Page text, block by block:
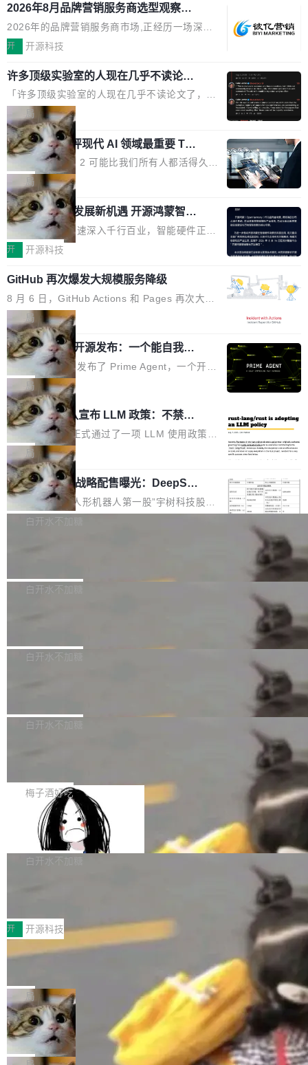
要。但用久了你会发现，它们本质上都是同一类
东西：一个带网页上下文的聊天框。 它们能读取
页面的文本，然后把文本丢给大模型，再返回一
段回答。仅此而已。 这当然有用，但总觉得差点
意思。比如我在一个后台管理系统里，需要填50
个表单字段，每个字段还有联动逻辑；比如我
想...
电源专为发烧级DIY主机与本地AI算力平台打
造，整机长度仅16厘米，提供1600W额定功率
与80PLUS钛金能效；支持ATX 3.1与PCIe 5.1
规范，结合服务器级元件、完善供电线材与内置
实时LCD监控屏，可充分满足当下高阶PC主机
的严苛使用需求。 澎湃功率，紧凑机身 钛金雕1
600PG5 AI TOP具备强悍输出功率，同时实现
机身尺寸大幅精简。整机长度仅16厘米，属于同
功率段机身尺寸十分紧凑的1600W电源产品。小
巧机身有效提升市面主流标准A...
2026年8月品牌营销服务商选型观察：
从流量思维到品牌资产思维的范式转移
2026年的品牌营销服务商市场,正经历一场深刻
的价值重构。全球全案品牌代理机构市场从2025
复合增长率达5.44%,预计2032年将突破120亿美
元。数字广告与公共关系相关服务市场更是从20
25年的8463亿美元扩张至2026年的8763亿美
元。数字的背后是一个清晰的事实——品牌对专
业化营销服务的需求从未如此迫切。 但市场扩容
的同时,服务商的竞争逻辑正在改变。2026年Top
Agency年度合辑的观察指出,“产品”这个离消费
者最近的载体,在整个品牌营销层面的权重显著变
高了。全域营销服务商的竞争正在从规模转向深
度,案例厚度、全域覆盖、多线协同...
开 开源科技
许多顶级实验室的人现在几乎不读论文
了
「许多顶级实验室的人现在几乎不读论文了，而
且他们认为 ICLR/ICML/NeurIPS 充斥着大量过
度宣传和欺诈。」 OpenAI 研究员 Keller Jorda
n 这条推文引发了广泛讨论。他不是在说风凉
话，他是说出了一个圈内人尽皆知但很少公开捅
破的事实。 Jordan 随后补充了一句软化声明：
「我不认为这些会议上大部分论文都在过度宣传
或造假。问题是，作为读者，如果你筛选出那些
看起来最令人兴奋的论文，那它们大部分都是过
度宣传的。」 这才是真正的痛点。不是所有论文
都有问题，是最吸引眼球的那批论文最有问题。
他引用的帖子来自 Mathew Shen，一位 ICLR 2
026 的读者：「看了篇 ...
局
xAI 前工程师评现代 AI 领域最重要 Top
3 开源项目
Flash Attention 2 可能比我们所有人都活得久。
这句话不是来自某个技术博客，而是出自 Hieu
Pham 的一条推文。Hieu Pham 是谁？他是 xAI
的早期工程师之一，在 Grok 训练基础设施团队
工作过。近日他在 X 上发了一条帖子，列出了他
认为现代 AI 领域最重要的三个开源项目。 第一
理由很具体。FA 系列不需要解释，但 FA2 是他
认为最重要的一个——复杂度恰到好处，刚好能
驱动你去学 CuTe，但还没被那些"邪恶的" Hopp
er++ 优化所淹没，足够容易修改和适配。 更关
键的是 FA2 的持久性...
局
共商智能硬件发展新机遇 开源鸿蒙智能
硬件开发者日杭州站即将举行
随着万物智联加速深入千行百业，智能硬件正从
单点设备迈向智能化、网联化、协同化发展。作
鸿蒙通过统一技术底座和分布式能力，为不同类
型智能设备的开发、连接与互联提供关键支撑，
也为产业链企业探索产品创新与商业增长打开新
的空间。 8月14日，开源鸿蒙智能硬件开发者日
（OHDD：OpenHarmony Hardware Develope
r Day）将在杭州启航。活动面向智能硬件产业
链企业和开发者，邀请行业专家与资深技术顾
问，围绕开源鸿蒙技术能力、设备适配、芯片适
配、功耗与稳定性调优、兼容性测评及统一互联
等内容展开系统讲解和实战交流，帮助企业进一
步了解开源鸿蒙在智能...
开 开源科技
GitHub 再次爆发大规模服务降级
8 月 6 日，GitHub Actions 和 Pages 再次大规
模服务降级，Actions 完全不可用超过 5 小时，
webhook 停发，连自托管 runner 也因调度层故
障无法工作。Pages、Copilot code review、C
opilot coding agent 全部受影响。从检测到完全
恢复，大约 12 小时。 这是 2026 年 8 月的第六
起事故，其中四起与 AI/Copilot 服务相关。 Git
Hub 员工 kdaigle 在 HN 讨论中贴出了一组数
据：2025 年全年 10 亿次 commit。现在，每周
2.75 亿次，全年预计 140 亿次。GitHub...
局
Prime Agent 开源发布：一个能自我改
进的编程 Agent，ARC-AGI 3 超越人类
专家基线
Prime Intellect 发布了 Prime Agent，一个开源
的编程 Agent Harness，核心设计围绕两个抽
象：Recursive Language Model（RLM）和 C
ontinual Harness。在 ARC-AGI 3 基准测试
上，Prime Agent + Opus 5 的组合达到了 95.
5% RHAE Best@1，超过了 ARC 报告的人类专
家基线 95.4%。 不是又一个 coding agent 包装
器 Prime Agent 的架构和市面上大多数 coding
agent 有本质区别。大多数 agent harness 的设
计是基于早期模型的能力—...
局
Rust 项目团队宣布 LLM 政策：不禁
止，但你要承认哪些代码不是你写的
Rust 语言项目正式通过了一项 LLM 使用政策，
覆盖 rust-lang/rust 单一仓库的代码贡献。这不
是项目级别的官方立场，目前由五个团队采纳，
但它可能是主流开源项目中关于 AI 辅助贡献最
细致的一份规则。 政策的核心只有一句话：LLM
可以用来分析、提炼、审阅、建议，但不能用来
不得生成涉及安全性的关键变更，除非作者本身
局
宇树科技 IPO 战略配售曝光：DeepSe
ek 获配 93.3 万股，锁定 36 个月
8月6日晚间，“人形机器人第一股”宇树科技股份
有限公司披露IPO发行价格及战略配售结果，杭
36个月。 公告显示，本次宇树科技战略配售对
员工参与设立的专项资产管理计划。其中，Dee
获配9...
白开水不加糖
Bug fixes and enhancements 修复多次传递同
一个回归问题，该问题导致拉取镜像时会拒绝包
题，该问题可能导致在旧版 Linux 内核...
白开水不加糖
e 孵化器项目管理委员会（IPMC）投票中获得
P）！这一里程碑不仅标志着 Fluss 迈入新的发
白开水不加糖
长期停止内容更新，未能实现其作为“AI版维基百
提交的编辑请求也长期处于待处理状态。 Groki
pedia 于去年底上线，定位为由人工智能生成内
容的百科平台，被马斯克视为传统众包百科网站
维基百科的替代方案。Lawfare 调查发现，无论
热门页面还是低关注度页面，均未出现近期更
白开水不加糖
是这样的：配 MessageSource 的 Bean、写 R
eloadableResourceBundleMessageSource、
声明 LocaleResolver、注册 LocaleChangeInt
erceptor…五六步之后才能看到第一行翻译文
本。 Solon 换了个方式。整个 i18n 模块围绕三
梅子酒好吃
Apache Doris 4.1 全面增强 Iceberg：
支持 UPDATE、MERGE INTO 与 Iceb
erg V3
Apache Doris 4.1 要补齐的，正是缺失的那一
半。在已有查询能力的基础上，Doris 进一步支
常维护操作，并完整支持 Iceberg V3 格式。
白开水不加糖
村国家自主创新示范区会议中心开幕。本届大会
由中关村智联软件服务业质量创新联盟主办，以
“智构可信·质创未来——AI原生时代的质量新范
式”为主题，直面AI从实验室走向规模化产业落地
的核心质量命题。会上，《2026智能研发生产力
工具选型手册》发布，Testin云测的Testin XAge
nt智能测试系统入选AI测试领域代表产品。对CI
O而言，这提示了一个转变：AI测试正在从效率
工具升级为企业的质量基础设施。 CIO面对的新
开 开源科技
让非法状态不可表示：一篇关于 ADT
有一种东西，一旦用过就回不去了。Alex Fedos
eev 管它叫"软件设计的基石"。 他说的东西不新
鲜——代数数据类型（ADT），尤其是和类型
（sum type）。但他说清楚了一件事：这不是类
型系统的学术体操，是日常编码的思维方式。 文
章从一个简单的例子切入。一个网站的深色主题
局
Cloudflare 开源内部企业 AI 平台 Clou
dflare OS
Cloudflare 发布了一个开源项目 Cloudflare O
S。如果你只看官方博客，你会觉得这是又一